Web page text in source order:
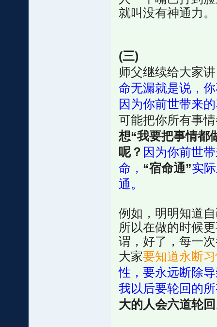
就叫没有神通力。
(三)
师父继续给大家
命无漏就是说，
因为你前世带来
可能把你所有事
想“我要把事情都
呢？ 因为你前世
命， “宿命通”实
通。
例如，明明知道
所以在做的时候
谓，好了，每一
大家要知道永断
性，要永远断除
我以后要轮回的
大的人会六道轮